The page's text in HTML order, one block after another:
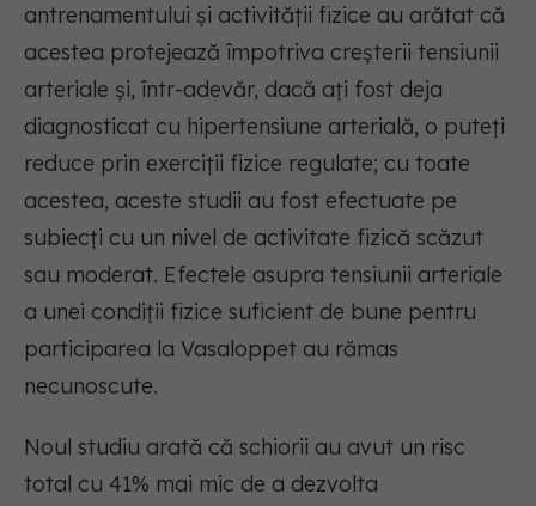
antrenamentului și activității fizice au arătat că
acestea protejează împotriva creșterii tensiunii
arteriale și, într-adevăr, dacă ați fost deja
diagnosticat cu hipertensiune arterială, o puteți
reduce prin exerciții fizice regulate; cu toate
acestea, aceste studii au fost efectuate pe
subiecți cu un nivel de activitate fizică scăzut
sau moderat. Efectele asupra tensiunii arteriale
a unei condiții fizice suficient de bune pentru
participarea la Vasaloppet au rămas
necunoscute.
Noul studiu arată că schiorii au avut un risc
total cu 41% mai mic de a dezvolta